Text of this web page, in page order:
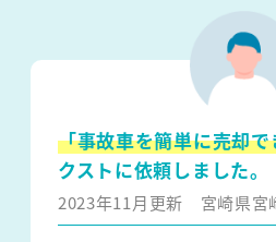
「事故車を簡単に売却
クストに依頼しました。
2023年11月更新 宮崎県宮